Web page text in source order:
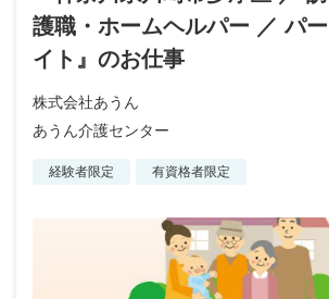
護職・ホームヘルパー ／ パ
イト』のお仕事
株式会社あうん
あうん介護センター
経験者限定 有資格者限定